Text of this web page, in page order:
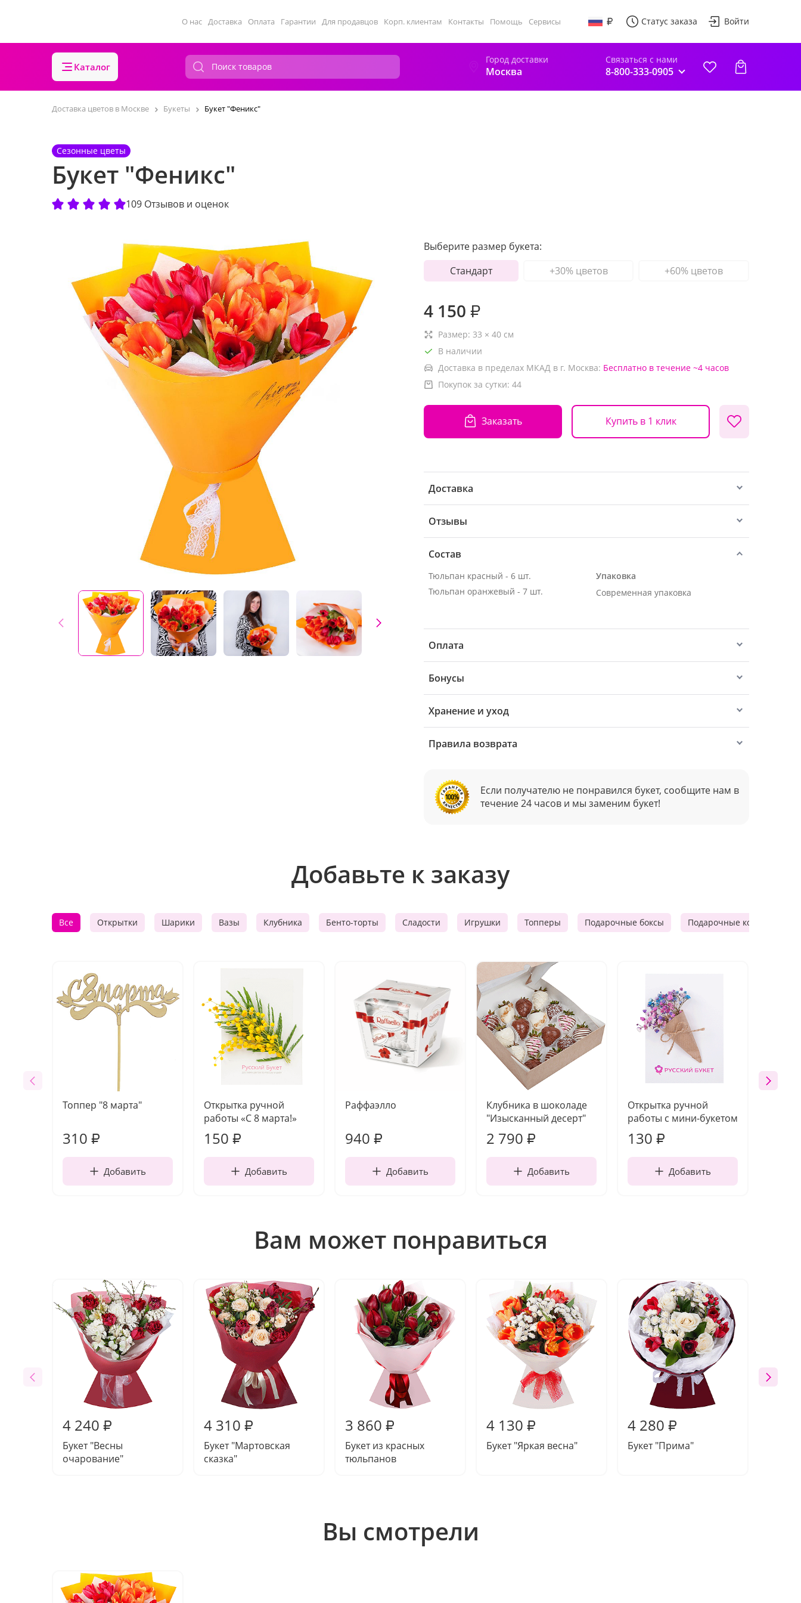
О нас Доставка Оплата Гарантии Для продавцов Корп. клиентам Контакты Помощь Сервисы Статус заказа Войти
Каталог
Город доставки
Москва
Связаться с нами
8-800-333-0905
Доставка цветов в Москве Букеты Букет "Феникс"
Сезонные цветы
Букет "Феникс"
109 Отзывов и оценок
Выберите размер букета:
Стандарт
+30% цветов +60% цветов
4 150 ₽
Размер: 33 × 40 см
В наличии
Доставка в пределах МКАД в г. Москва: Бесплатно в течение ~4 часов
Покупок за сутки: 44
Заказать Купить в 1 клик
Доставка
Отзывы
Состав
Тюльпан красный - 6 шт.
Тюльпан оранжевый - 7 шт.
Упаковка
Современная упаковка
Оплата
Бонусы
Хранение и уход
Правила возврата
Если получателю не понравился букет, сообщите нам в
течение 24 часов и мы заменим букет!
Добавьте к заказу
Все Открытки Шарики Вазы Клубника Бенто-торты Сладости Игрушки Топперы Подарочные боксы Подарочные корзины
Топпер "8 марта"
310 ₽
Добавить
Открытка ручной
работы «С 8 марта!»
150 ₽
Добавить
Раффаэлло
940 ₽
Добавить
Клубника в шоколаде
"Изысканный десерт"
2 790 ₽
Добавить
Открытка ручной
работы с мини-букетом
130 ₽
Добавить
Вам может понравиться
4 240 ₽
Букет "Весны
очарование"
4 310 ₽
Букет "Мартовская
сказка"
3 860 ₽
Букет из красных
тюльпанов
4 130 ₽
Букет "Яркая весна"
4 280 ₽
Букет "Прима"
Вы смотрели